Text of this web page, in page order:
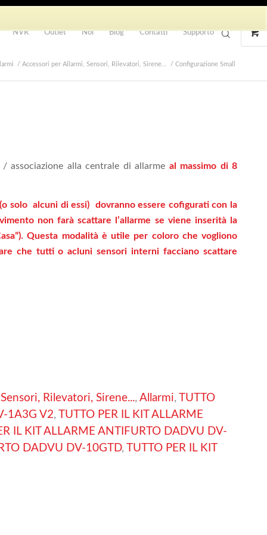
NVR Outlet Noi Blog Contatti Supporto
/ Accessori per Allarmi, Sensori, Rilevatori, Sirene... / Configurazione Small
associazione alla centrale di allarme al massimo di 8
solo alcuni di essi) dovranno essere cofigurati con la
non farà scattare l’allarme se viene inserità la
Questa modalità è utile per coloro che vogliono
che tutti o acluni sensori interni facciano scattare
Rilevatori, Sirene..., Allarmi,
TUTTO
1A3G V2,
TUTTO PER IL KIT ALLARME
IL KIT ALLARME ANTIFURTO DADVU DV-
DADVU DV-10GTD, TUTTO PER IL KIT